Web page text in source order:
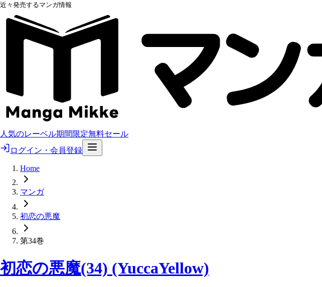
近々発売するマンガ情報
人気のレーベル期間限定無料セール
ログイン・会員登録
Home
マンガ
初恋の悪魔
第34巻
初恋の悪魔(34) (YuccaYellow)